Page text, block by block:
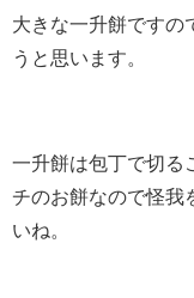
大きな一升餅ですの
うと思います。
一升餅は包丁で切る
チのお餅なので怪我
いね。